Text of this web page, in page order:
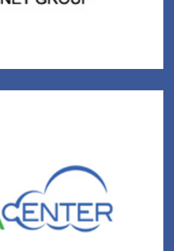
Дата Төв УТҮГ
санг бий болгож,
бааз суурь болох